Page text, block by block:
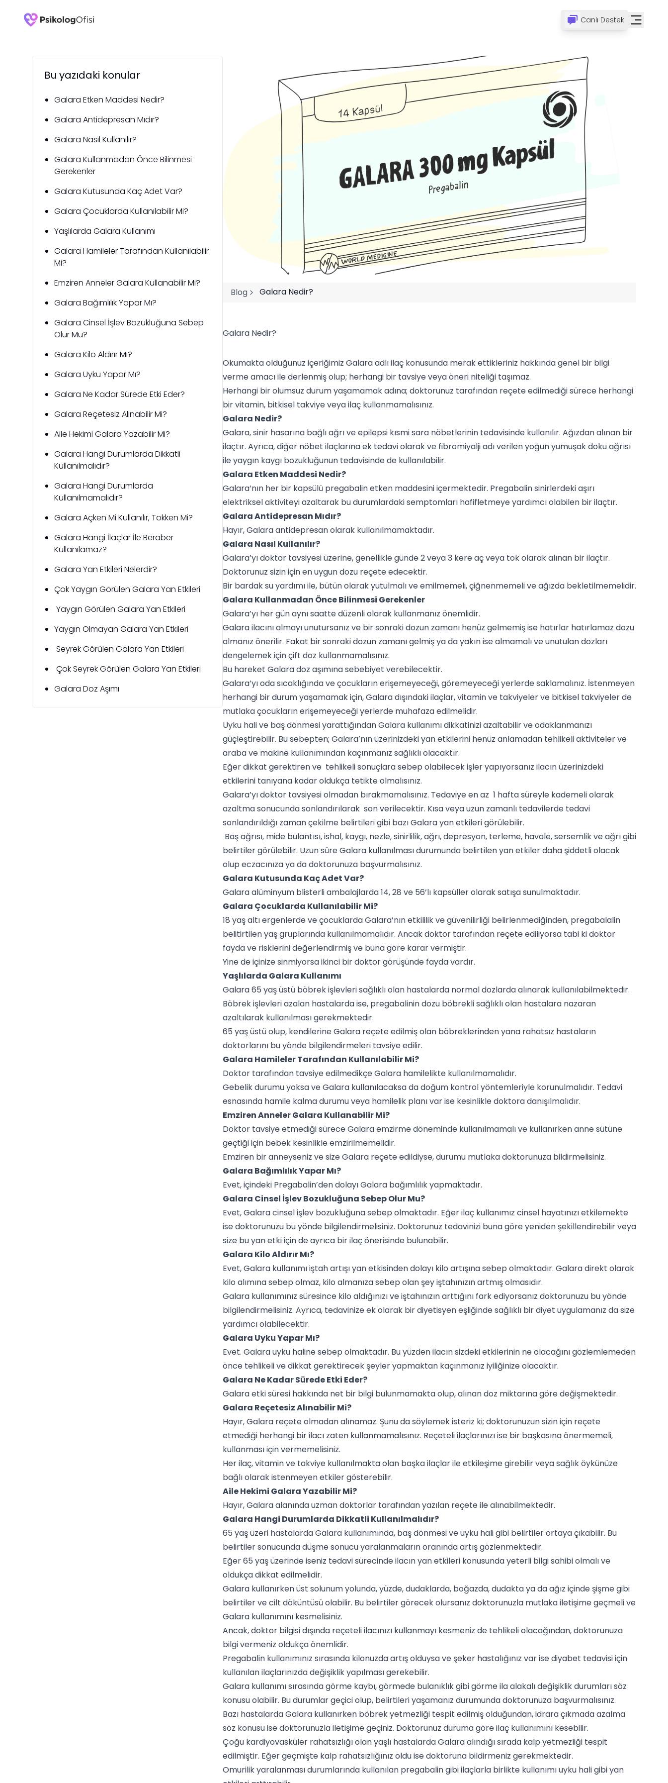
Canlı Destek
Bu yazıdaki konular
Galara Etken Maddesi Nedir?
Galara Antidepresan Mıdır?
Galara Nasıl Kullanılır?
Galara Kullanmadan Önce Bilinmesi
Gerekenler
Galara Kutusunda Kaç Adet Var?
Galara Çocuklarda Kullanılabilir Mi?
Yaşlılarda Galara Kullanımı
Galara Hamileler Tarafından Kullanılabilir
Mi?
Emziren Anneler Galara Kullanabilir Mi?
Galara Bağımlılık Yapar Mı?
Galara Cinsel İşlev Bozukluğuna Sebep
Olur Mu?
Galara Kilo Aldırır Mı?
Galara Uyku Yapar Mı?
Galara Ne Kadar Sürede Etki Eder?
Galara Reçetesiz Alınabilir Mi?
Aile Hekimi Galara Yazabilir Mi?
Galara Hangi Durumlarda Dikkatli
Kullanılmalıdır?
Galara Hangi Durumlarda
Kullanılmamalıdır?
Galara Açken Mi Kullanılır, Tokken Mi?
Galara Hangi İlaçlar İle Beraber
Kullanılamaz?
Galara Yan Etkileri Nelerdir?
Çok Yaygın Görülen Galara Yan Etkileri
Yaygın Görülen Galara Yan Etkileri
Yaygın Olmayan Galara Yan Etkileri
Seyrek Görülen Galara Yan Etkileri
Çok Seyrek Görülen Galara Yan Etkileri
Galara Doz Aşımı
Blog Galara Nedir?
Galara Nedir?
Okumakta olduğunuz içeriğimiz Galara adlı ilaç konusunda merak ettikleriniz hakkında genel bir bilgi
verme amacı ile derlenmiş olup; herhangi bir tavsiye veya öneri niteliği taşımaz.
Herhangi bir olumsuz durum yaşamamak adına; doktorunuz tarafından reçete edilmediği sürece herhangi
bir vitamin, bitkisel takviye veya ilaç kullanmamalısınız.
Galara Nedir?
Galara, sinir hasarına bağlı ağrı ve epilepsi kısmi sara nöbetlerinin tedavisinde kullanılır. Ağızdan alınan bir
ilaçtır. Ayrıca, diğer nöbet ilaçlarına ek tedavi olarak ve fibromiyalji adı verilen yoğun yumuşak doku ağrısı
ile yaygın kaygı bozukluğunun tedavisinde de kullanılabilir.
Galara Etken Maddesi Nedir?
Galara’nın her bir kapsülü pregabalin etken maddesini içermektedir. Pregabalin sinirlerdeki aşırı
elektriksel aktiviteyi azaltarak bu durumlardaki semptomları hafifletmeye yardımcı olabilen bir ilaçtır.
Galara Antidepresan Mıdır?
Hayır, Galara antidepresan olarak kullanılmamaktadır.
Galara Nasıl Kullanılır?
Galara’yı doktor tavsiyesi üzerine, genellikle günde 2 veya 3 kere aç veya tok olarak alınan bir ilaçtır.
Doktorunuz sizin için en uygun dozu reçete edecektir.
Bir bardak su yardımı ile, bütün olarak yutulmalı ve emilmemeli, çiğnenmemeli ve ağızda bekletilmemelidir.
Galara Kullanmadan Önce Bilinmesi Gerekenler
Galara’yı her gün aynı saatte düzenli olarak kullanmanız önemlidir.
Galara ilacını almayı unutursanız ve bir sonraki dozun zamanı henüz gelmemiş ise hatırlar hatırlamaz dozu
almanız önerilir. Fakat bir sonraki dozun zamanı gelmiş ya da yakın ise almamalı ve unutulan dozları
dengelemek için çift doz kullanmamalısınız.
Bu hareket Galara doz aşımına sebebiyet verebilecektir.
Galara’yı oda sıcaklığında ve çocukların erişemeyeceği, göremeyeceği yerlerde saklamalınız. İstenmeyen
herhangi bir durum yaşamamak için, Galara dışındaki ilaçlar, vitamin ve takviyeler ve bitkisel takviyeler de
mutlaka çocukların erişemeyeceği yerlerde muhafaza edilmelidir.
Uyku hali ve baş dönmesi yarattığından Galara kullanımı dikkatinizi azaltabilir ve odaklanmanızı
güçleştirebilir. Bu sebepten; Galara’nın üzerinizdeki yan etkilerini henüz anlamadan tehlikeli aktiviteler ve
araba ve makine kullanımından kaçınmanız sağlıklı olacaktır.
Eğer dikkat gerektiren ve tehlikeli sonuçlara sebep olabilecek işler yapıyorsanız ilacın üzerinizdeki
etkilerini tanıyana kadar oldukça tetikte olmalısınız.
Galara’yı doktor tavsiyesi olmadan bırakmamalısınız. Tedaviye en az 1 hafta süreyle kademeli olarak
azaltma sonucunda sonlandırılarak son verilecektir. Kısa veya uzun zamanlı tedavilerde tedavi
sonlandırıldığı zaman çekilme belirtileri gibi bazı Galara yan etkileri görülebilir.
Baş ağrısı, mide bulantısı, ishal, kaygı, nezle, sinirlilik, ağrı,depresyon, terleme, havale, sersemlik ve ağrı gibi
belirtiler görülebilir. Uzun süre Galara kullanılması durumunda belirtilen yan etkiler daha şiddetli olacak
olup eczacınıza ya da doktorunuza başvurmalısınız.
Galara Kutusunda Kaç Adet Var?
Galara alüminyum blisterli ambalajlarda 14, 28 ve 56’lı kapsüller olarak satışa sunulmaktadır.
Galara Çocuklarda Kullanılabilir Mi?
18 yaş altı ergenlerde ve çocuklarda Galara’nın etkililik ve güvenilirliği belirlenmediğinden, pregabalalin
belitirtilen yaş gruplarında kullanılmamalıdır. Ancak doktor tarafından reçete ediliyorsa tabi ki doktor
fayda ve risklerini değerlendirmiş ve buna göre karar vermiştir.
Yine de içinize sinmiyorsa ikinci bir doktor görüşünde fayda vardır.
Yaşlılarda Galara Kullanımı
Galara 65 yaş üstü böbrek işlevleri sağlıklı olan hastalarda normal dozlarda alınarak kullanılabilmektedir.
Böbrek işlevleri azalan hastalarda ise, pregabalinin dozu böbrekli sağlıklı olan hastalara nazaran
azaltılarak kullanılması gerekmektedir.
65 yaş üstü olup, kendilerine Galara reçete edilmiş olan böbreklerinden yana rahatsız hastaların
doktorlarını bu yönde bilgilendirmeleri tavsiye edilir.
Galara Hamileler Tarafından Kullanılabilir Mi?
Doktor tarafından tavsiye edilmedikçe Galara hamilelikte kullanılmamalıdır.
Gebelik durumu yoksa ve Galara kullanılacaksa da doğum kontrol yöntemleriyle korunulmalıdır. Tedavi
esnasında hamile kalma durumu veya hamilelik planı var ise kesinlikle doktora danışılmalıdır.
Emziren Anneler Galara Kullanabilir Mi?
Doktor tavsiye etmediği sürece Galara emzirme döneminde kullanılmamalı ve kullanırken anne sütüne
geçtiği için bebek kesinlikle emzirilmemelidir.
Emziren bir anneyseniz ve size Galara reçete edildiyse, durumu mutlaka doktorunuza bildirmelisiniz.
Galara Bağımlılık Yapar Mı?
Evet, içindeki Pregabalin’den dolayı Galara bağımlılık yapmaktadır.
Galara Cinsel İşlev Bozukluğuna Sebep Olur Mu?
Evet, Galara cinsel işlev bozukluğuna sebep olmaktadır. Eğer ilaç kullanımız cinsel hayatınızı etkilemekte
ise doktorunuzu bu yönde bilgilendirmelisiniz. Doktorunuz tedavinizi buna göre yeniden şekillendirebilir veya
size bu yan etki için de ayrıca bir ilaç önerisinde bulunabilir.
Galara Kilo Aldırır Mı?
Evet, Galara kullanımı iştah artışı yan etkisinden dolayı kilo artışına sebep olmaktadır. Galara direkt olarak
kilo alımına sebep olmaz, kilo almanıza sebep olan şey iştahınızın artmış olmasıdır.
Galara kullanımınız süresince kilo aldığınızı ve iştahınızın arttığını fark ediyorsanız doktorunuzu bu yönde
bilgilendirmelisiniz. Ayrıca, tedavinize ek olarak bir diyetisyen eşliğinde sağlıklı bir diyet uygulamanız da size
yardımcı olabilecektir.
Galara Uyku Yapar Mı?
Evet. Galara uyku haline sebep olmaktadır. Bu yüzden ilacın sizdeki etkilerinin ne olacağını gözlemlemeden
önce tehlikeli ve dikkat gerektirecek şeyler yapmaktan kaçınmanız iyiliğinize olacaktır.
Galara Ne Kadar Sürede Etki Eder?
Galara etki süresi hakkında net bir bilgi bulunmamakta olup, alınan doz miktarına göre değişmektedir.
Galara Reçetesiz Alınabilir Mi?
Hayır, Galara reçete olmadan alınamaz. Şunu da söylemek isteriz ki; doktorunuzun sizin için reçete
etmediği herhangi bir ilacı zaten kullanmamalısınız. Reçeteli ilaçlarınızı ise bir başkasına önermemeli,
kullanması için vermemelisiniz.
Her ilaç, vitamin ve takviye kullanılmakta olan başka ilaçlar ile etkileşime girebilir veya sağlık öykünüze
bağlı olarak istenmeyen etkiler gösterebilir.
Aile Hekimi Galara Yazabilir Mi?
Hayır, Galara alanında uzman doktorlar tarafından yazılan reçete ile alınabilmektedir.
Galara Hangi Durumlarda Dikkatli Kullanılmalıdır?
65 yaş üzeri hastalarda Galara kullanımında, baş dönmesi ve uyku hali gibi belirtiler ortaya çıkabilir. Bu
belirtiler sonucunda düşme sonucu yaralanmaların oranında artış gözlenmektedir.
Eğer 65 yaş üzerinde iseniz tedavi sürecinde ilacın yan etkileri konusunda yeterli bilgi sahibi olmalı ve
oldukça dikkat edilmelidir.
Galara kullanırken üst solunum yolunda, yüzde, dudaklarda, boğazda, dudakta ya da ağız içinde şişme gibi
belirtiler ve cilt döküntüsü olabilir. Bu belirtiler görecek olursanız doktorunuzla mutlaka iletişime geçmeli ve
Galara kullanımını kesmelisiniz.
Ancak, doktor bilgisi dışında reçeteli ilacınızı kullanmayı kesmeniz de tehlikeli olacağından, doktorunuza
bilgi vermeniz oldukça önemlidir.
Pregabalin kullanımınız sırasında kilonuzda artış olduysa ve şeker hastalığınız var ise diyabet tedavisi için
kullanılan ilaçlarınızda değişiklik yapılması gerekebilir.
Galara kullanımı sırasında görme kaybı, görmede bulanıklık gibi görme ila alakalı değişiklik durumları söz
konusu olabilir. Bu durumlar geçici olup, belirtileri yaşamanız durumunda doktorunuza başvurmalısınız.
Bazı hastalarda Galara kullanırken böbrek yetmezliği tespit edilmiş olduğundan, idrara çıkmada azalma
söz konusu ise doktorunuzla iletişime geçiniz. Doktorunuz duruma göre ilaç kullanımını kesebilir.
Çoğu kardiyovasküler rahatsızlığı olan yaşlı hastalarda Galara alındığı sırada kalp yetmezliği tespit
edilmiştir. Eğer geçmişte kalp rahatsızlığınız oldu ise doktoruna bildirmeniz gerekmektedir.
Omurilik yaralanması durumlarında kullanılan pregabalin gibi ilaçlarla birlikte kullanımı uyku hali gibi yan